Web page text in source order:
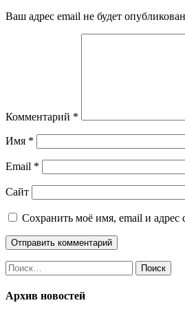
Ваш адрес email не будет
Комментарий *
Имя *
Email *
Сайт
Сохранить моё имя, email и адрес
Найти:
Архив новостей